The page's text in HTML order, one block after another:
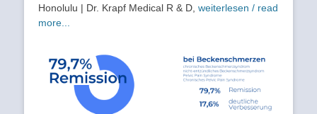
Honolulu | Dr. Krapf Medical R & D, weiterlesen / read
more...